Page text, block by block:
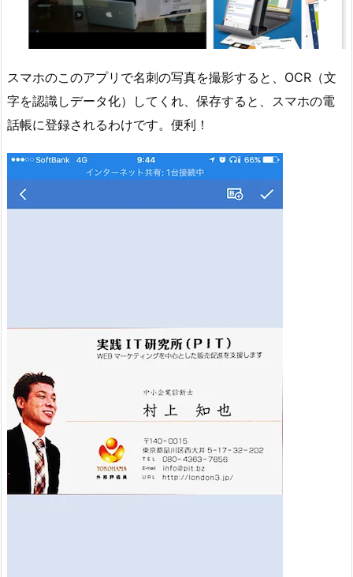
スマホのこのアプリで名刺の写真を撮影すると、OCR（文
字を認識しデータ化）してくれ、保存すると、スマホの電
話帳に登録されるわけです。便利！